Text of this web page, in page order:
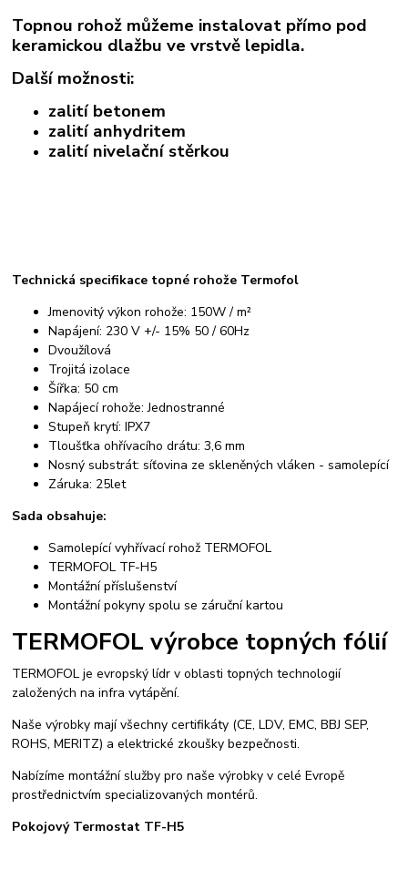
Topnou rohož můžeme instalovat přímo pod
keramickou dlažbu ve vrstvě lepidla.
Další možnosti:
zalití betonem
zalití anhydritem
zalití nivelační stěrkou
Technická specifikace topné rohože Termofol
Jmenovitý výkon rohože: 150W / m²
Napájení: 230 V +/- 15% 50 / 60Hz
Dvoužílová
Trojitá izolace
Šířka: 50 cm
Napájecí rohože: Jednostranné
Stupeň krytí: IPX7
Tloušťka ohřívacího drátu: 3,6 mm
Nosný substrát: síťovina ze skleněných vláken - samolepící
Záruka: 25let
Sada obsahuje:
Samolepící vyhřívací rohož TERMOFOL
TERMOFOL TF-H5
Montážní příslušenství
Montážní pokyny spolu se záruční kartou
TERMOFOL výrobce topných fólií
TERMOFOL je evropský lídr v oblasti topných technologií
založených na infra vytápění.
Naše výrobky mají všechny certifikáty (CE, LDV, EMC, BBJ SEP,
ROHS, MERITZ) a elektrické zkoušky bezpečnosti.
Nabízíme montážní služby pro naše výrobky v celé Evropě
prostřednictvím specializovaných montérů.
Pokojový Termostat TF-H5